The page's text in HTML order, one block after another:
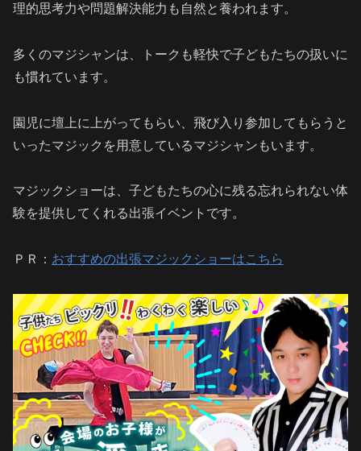
理的思考力や問題解決能力も自然と養われます。
多くのマジシャンは、トークも軽快で子どもたちの扱いに
も慣れています。
園児に壇上に上がってもらい、飛び入り参加してもらうと
いったマジックを用意しているマジシャンもいます。
マジックショーは、子どもたちの心に残る忘れられない体
験を提供してくれる出張イベントです。
ＰＲ： おすすめの出張マジックショーはこちら